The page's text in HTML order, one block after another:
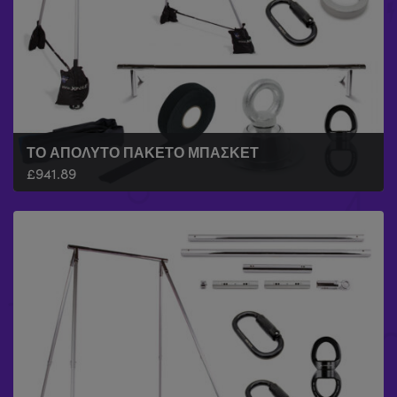
ΤΟ ΑΠΌΛΥΤΟ ΠΑΚΈΤΟ ΜΠΆΣΚΕΤ
£941.89